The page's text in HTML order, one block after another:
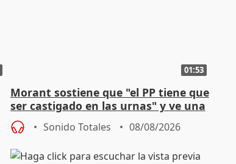
01:53
Morant sostiene que "el PP tiene que
ser castigado en las urnas" y ve una
"pulsión de cambio"
Sonido Totales 08/08/2026